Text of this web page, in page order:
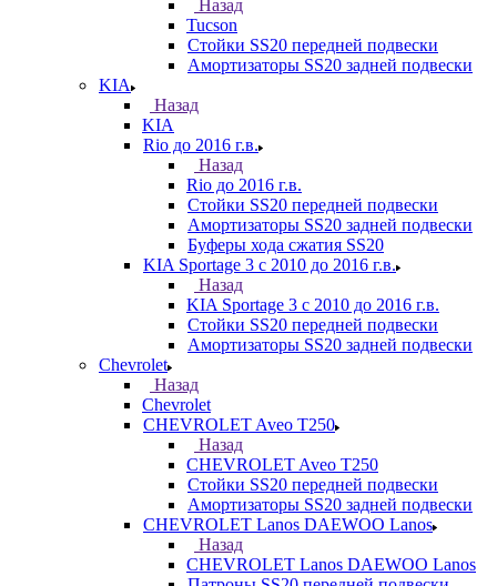
Назад
Tucson
Стойки SS20 передней подвески
Амортизаторы SS20 задней подвески
KIA
Назад
KIA
Rio до 2016 г.в.
Назад
Rio до 2016 г.в.
Стойки SS20 передней подвески
Амортизаторы SS20 задней подвески
Буферы хода сжатия SS20
KIA Sportage 3 с 2010 до 2016 г.в.
Назад
KIA Sportage 3 с 2010 до 2016 г.в.
Стойки SS20 передней подвески
Амортизаторы SS20 задней подвески
Chevrolet
Назад
Chevrolet
CHEVROLET Aveo T250
Назад
CHEVROLET Aveo T250
Стойки SS20 передней подвески
Амортизаторы SS20 задней подвески
CHEVROLET Lanos DAEWOO Lanos
Назад
CHEVROLET Lanos DAEWOO Lanos